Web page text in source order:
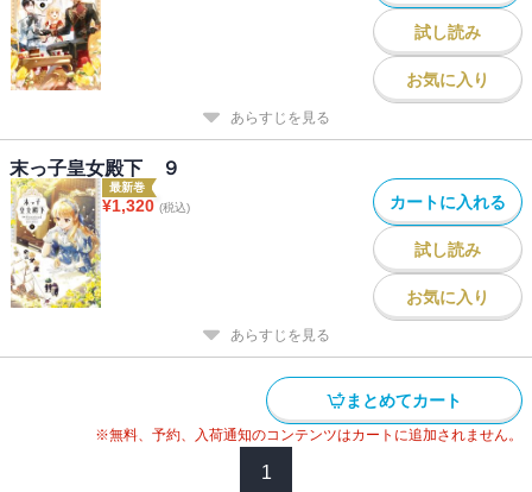
試し読み
お気に入り
あらすじを見る
末っ子皇女殿下 ９
最新巻
¥1,320 (税込) カートに入れる
試し読み
お気に入り
あらすじを見る
まとめてカート
※無料、予約、入荷通知のコンテンツはカートに追加されません。
1